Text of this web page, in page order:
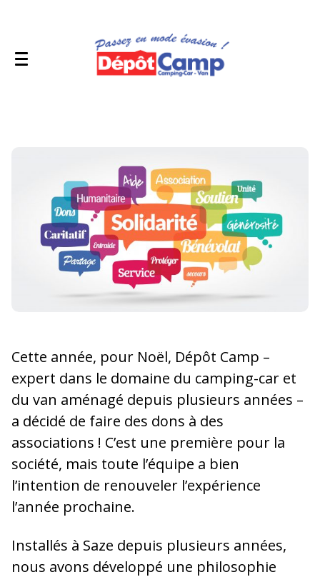
Cette année, pour Noël, Dépôt Camp –
expert dans le domaine du camping-car et
du van aménagé depuis plusieurs années –
a décidé de faire des dons à des
associations ! C’est une première pour la
société, mais toute l’équipe a bien
l’intention de renouveler l’expérience
l’année prochaine.
Installés à Saze depuis plusieurs années,
nous avons développé une philosophie